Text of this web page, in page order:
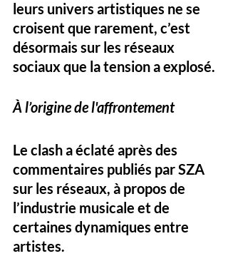
leurs univers artistiques ne se
croisent que rarement, c’est
désormais sur les réseaux
sociaux que la tension a explosé.
À l’origine de l'affrontement
Le clash a éclaté après des
commentaires publiés par SZA
sur les réseaux, à propos de
l’industrie musicale et de
certaines dynamiques entre
artistes.